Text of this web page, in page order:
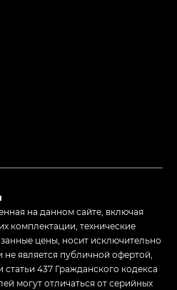
на данном сайте, включая
комплектации, технические
цены, носит исключительно
является публичной офертой,
437 Гражданского кодекса
могут отличаться от серийных